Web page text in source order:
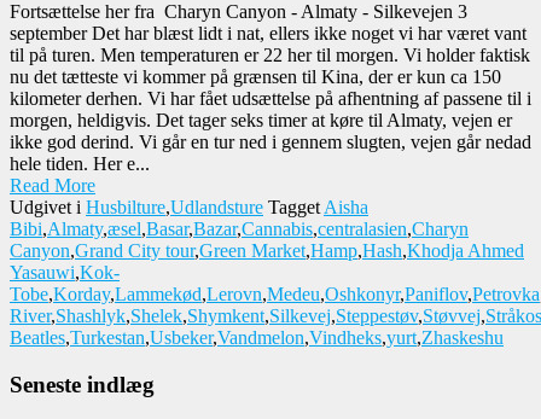
Fortsættelse her fra Charyn Canyon - Almaty - Silkevejen 3
september Det har blæst lidt i nat, ellers ikke noget vi har været vant
til på turen. Men temperaturen er 22 her til morgen. Vi holder faktisk
nu det tætteste vi kommer på grænsen til Kina, der er kun ca 150
kilometer derhen. Vi har fået udsættelse på afhentning af passene til i
morgen, heldigvis. Det tager seks timer at køre til Almaty, vejen er
ikke god derind. Vi går en tur ned i gennem slugten, vejen går nedad
hele tiden. Her e...
Read More
Udgivet i Husbilture,Udlandsture TaggetAisha
Bibi,Almaty,æsel,Basar,Bazar,Cannabis,centralasien,Charyn
Canyon,Grand City tour,Green Market,Hamp,Hash,Khodja Ahmed
Yasauwi,Kok-
Tobe,Korday,Lammekød,Lerovn,Medeu,Oshkonyr,Paniflov,Petrovka
River,Shashlyk,Shelek,Shymkent,Silkevej,Steppestøv,Støvvej,
Beatles,Turkestan,Usbeker,Vandmelon,Vindheks,yurt,Zhaskeshu
Seneste indlæg